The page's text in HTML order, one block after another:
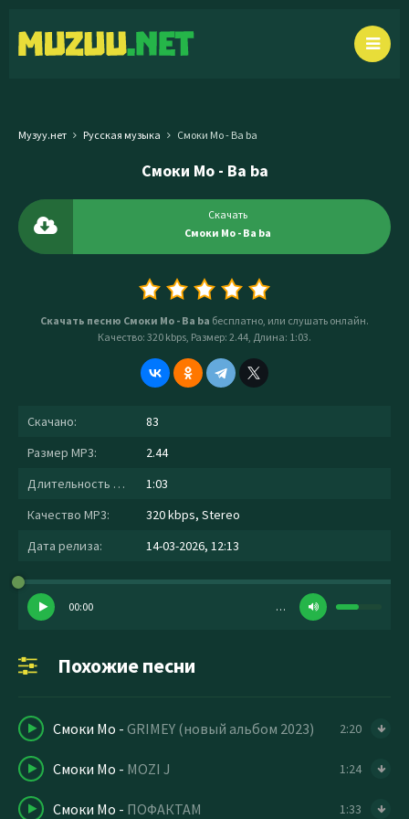
Музуу.нет Русская музыка Смоки Мо - Ba ba
Смоки Мо - Ba ba
Скачать
Смоки Мо - Ba ba
Скачать песню Смоки Мо - Ba ba бесплатно, или слушать онлайн.
Качество: 320 kbps, Размер: 2.44, Длина: 1:03.
Скачано:
83
Размер MP3:
2.44
Длительность MP3:
1:03
Качество MP3:
320 kbps, Stereo
Дата релиза:
14-03-2026, 12:13
00:00 …
Похожие песни
Смоки Мо - GRIMEY (новый альбом 2023) 2:20
Смоки Мо - MOZI J 1:24
Смоки Мо - ПОФАКТАМ 1:33